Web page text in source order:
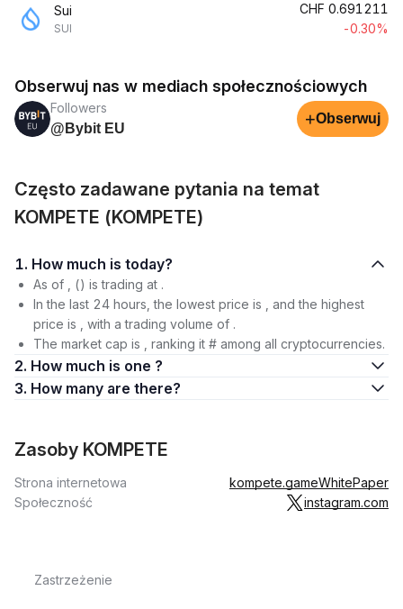
Sui
SUI
CHF 0.691211
-0.30%
Obserwuj nas w mediach społecznościowych
Followers
@Bybit EU
+Obserwuj
Często zadawane pytania na temat
KOMPETE (KOMPETE)
1. How much is today?
As of , () is trading at .
In the last 24 hours, the lowest price is , and the highest
price is , with a trading volume of .
The market cap is , ranking it # among all cryptocurrencies.
2. How much is one ?
3. How many are there?
Zasoby KOMPETE
Strona internetowa kompete.gameWhitePaper
Społeczność
instagram.com
Zastrzeżenie